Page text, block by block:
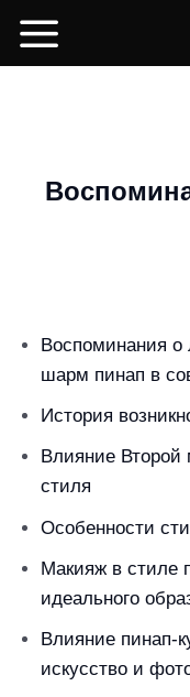
content
Воспоминания о
шарм пинап в
История
Влияние Второй
стиля
Особенности
Макияж в стиле
идеального
Влияние пинап-
искусство и